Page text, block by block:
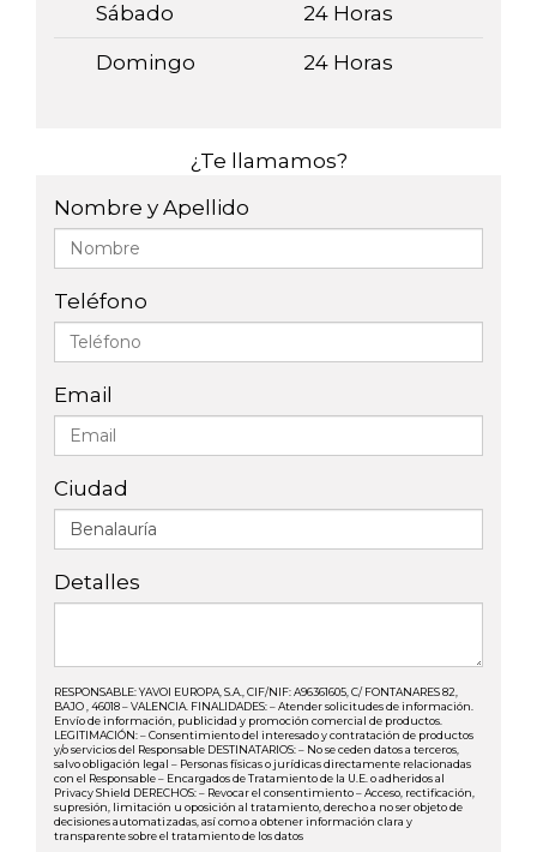
Sábado 24 Horas
Domingo 24 Horas
¿Te llamamos?
Nombre y Apellido
Teléfono
Email
Ciudad
Detalles
RESPONSABLE: YAVOI EUROPA, S.A., CIF/NIF: A96361605, C/ FONTANARES 82,
BAJO , 46018 – VALENCIA. FINALIDADES: – Atender solicitudes de información.
Envío de información, publicidad y promoción comercial de productos.
LEGITIMACIÓN: – Consentimiento del interesado y contratación de productos
y/o servicios del Responsable DESTINATARIOS: – No se ceden datos a terceros,
salvo obligación legal – Personas físicas o jurídicas directamente relacionadas
con el Responsable – Encargados de Tratamiento de la U.E. o adheridos al
Privacy Shield DERECHOS: – Revocar el consentimiento – Acceso, rectificación,
supresión, limitación u oposición al tratamiento, derecho a no ser objeto de
decisiones automatizadas, así como a obtener información clara y
transparente sobre el tratamiento de los datos